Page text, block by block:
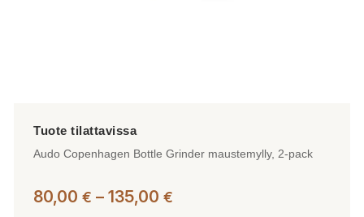
Audo Copenhagen Bottle Grinder maustemylly, 2-pack
80,00 € – 135,00 €